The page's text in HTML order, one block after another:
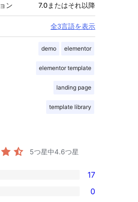
ン 7.0またはそれ以降
全3言語を表示
demo elementor
elementor template
landing page
template library
5つ星中4.6つ星
17
0